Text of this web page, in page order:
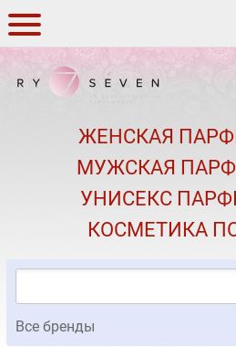
КАК
О
ПОДАРКИ К
ЖЕНСКАЯ
МУЖСКАЯ
УНИСЕКС
КОСМЕТИКА
Все бренды